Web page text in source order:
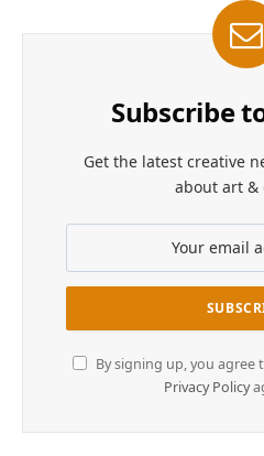
Subscribe
Get the latest creative
about art &
By signing up, you
Privacy Policy